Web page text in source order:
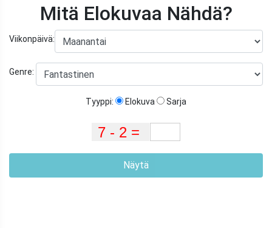
Mitä Elokuvaa Nähdä?
Viikonpäivä:
Genre:
Tyyppi: Elokuva Sarja
Näytä